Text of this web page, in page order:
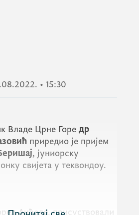
• 15:30
Владе Црне Горе др
приредио је пријем
, јуниорску
свијета у теквондоу.
Анђеле, присуствовали